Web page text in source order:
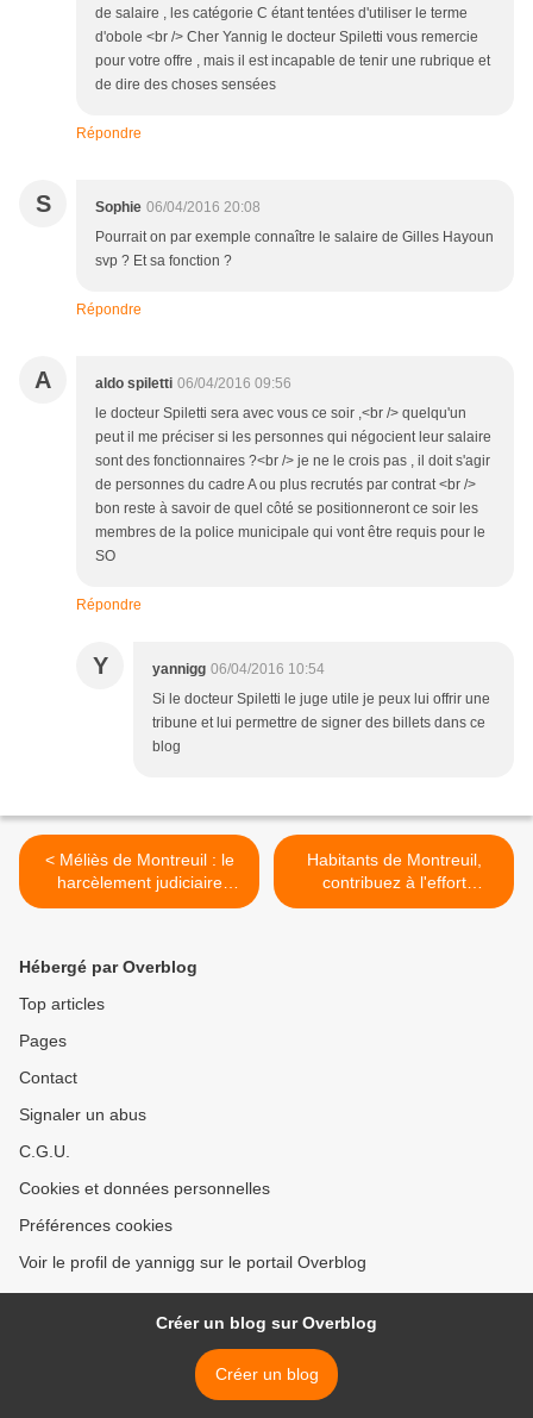
de salaire , les catégorie C étant tentées d'utiliser le terme
d'obole <br /> Cher Yannig le docteur Spiletti vous remercie
pour votre offre , mais il est incapable de tenir une rubrique et
de dire des choses sensées
Répondre
S Sophie 06/04/2016 20:08
Pourrait on par exemple connaître le salaire de Gilles Hayoun
svp ? Et sa fonction ?
Répondre
A aldo spiletti 06/04/2016 09:56
le docteur Spiletti sera avec vous ce soir ,<br /> quelqu'un
peut il me préciser si les personnes qui négocient leur salaire
sont des fonctionnaires ?<br /> je ne le crois pas , il doit s'agir
de personnes du cadre A ou plus recrutés par contrat <br />
bon reste à savoir de quel côté se positionneront ce soir les
membres de la police municipale qui vont être requis pour le
SO
Répondre
Y yannigg 06/04/2016 10:54
Si le docteur Spiletti le juge utile je peux lui offrir une
tribune et lui permettre de signer des billets dans ce
blog
< Méliès de Montreuil : le
harcèlement judiciaire
continue
Habitants de Montreuil,
contribuez à l'effort
budgétaire >
Hébergé par Overblog
Top articles
Pages
Contact
Signaler un abus
C.G.U.
Cookies et données personnelles
Préférences cookies
Voir le profil de yannigg sur le portail Overblog
Créer un blog sur Overblog
Créer un blog